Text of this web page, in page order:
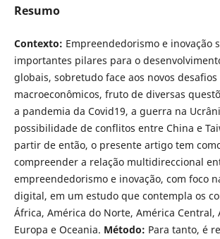
Resumo
Contexto: Empreendedorismo e inovação
importantes pilares para o
globais, sobretudo face aos novos desafios
macroeconômicos, fruto de diversas
a pandemia da Covid19, a guerra na
possibilidade de conflitos entre China e
partir de então, o presente artigo tem
compreender a relação multidireccional
empreendedorismo e inovação, com foco
digital, em um estudo que contempla os
África, América do Norte, América Central,
Europa e Oceania. Método: Para tanto, é